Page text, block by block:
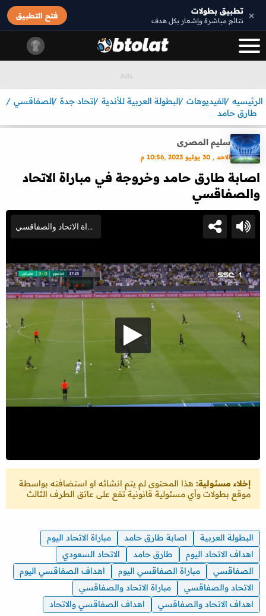
× تطبيق بطولات
نتائج مباشرة وإشعار بكل هدف
فتح التطبيق
الرئيسيه الفيديوهات البطولة العربية للأندية اتحاد جدة الصفاقسي
طارق حامد
سليم المصرى
الاحد , 30 يوليو 2023 ,10:56 م
اصابة طارق حامد وخروجة في مباراة الاتحاد
والصفاقسي
إخلاء مسئولية: هذا المحتوى لم يتم انشائه او استضافته بواسطة
موقع بطولات وأي مسئولية قانونية تقع على عاتق الطرف الثالث
البطولة العربية اصابة طارق حامد
مباراة الاتحاد اليوم
اهداف الاتحاد اليوم
طارق حامد
الاتحاد السعودي
الصفاقسي
مباراة الصفاقسي اليوم
اهداف الصفاقسي اليوم
الاتحاد والصفاقسي
مباراة الاتحاد والصفاقسي
اهداف الاتحاد والصفاقسي
اهداف الصفاقسي والاتحاد